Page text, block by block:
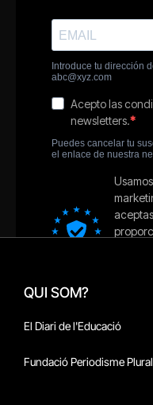
QUI SOM?
El Diari de l'Educació
Fundació Periodisme Plural